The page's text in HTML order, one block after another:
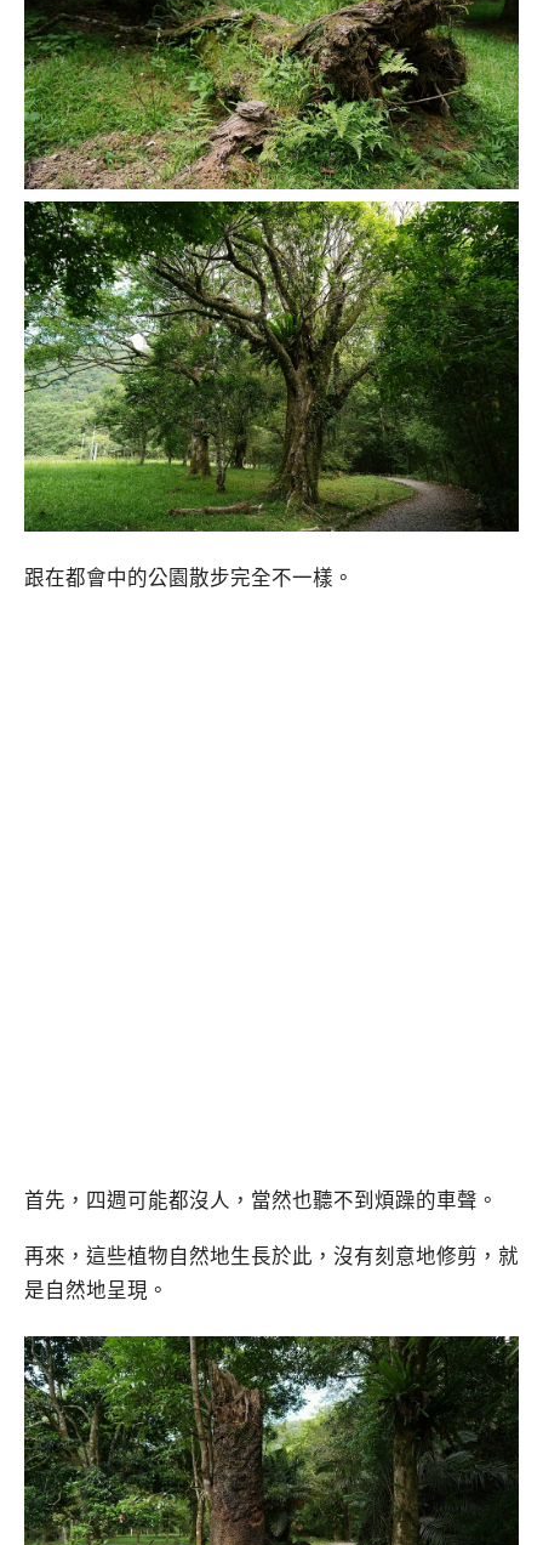
跟在都會中的公園散步完全不一樣。
首先，四週可能都沒人，當然也聽不到煩躁的車聲。
再來，這些植物自然地生長於此，沒有刻意地修剪，就
是自然地呈現。